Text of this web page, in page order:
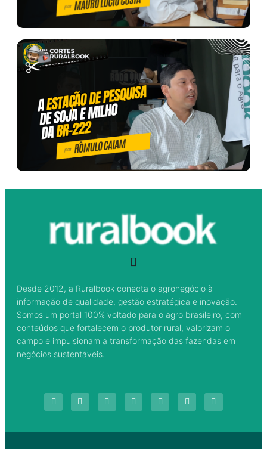
Desde 2012, a Ruralbook conecta o agronegócio à
informação de qualidade, gestão estratégica e inovação.
Somos um portal 100% voltado para o agro brasileiro, com
conteúdos que fortalecem o produtor rural, valorizam o
campo e impulsionam a transformação das fazendas em
negócios sustentáveis.